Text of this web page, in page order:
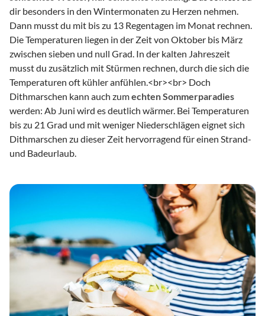
dir besonders in den Wintermonaten zu Herzen nehmen.
Dann musst du mit bis zu 13 Regentagen im Monat rechnen.
Die Temperaturen liegen in der Zeit von Oktober bis März
zwischen sieben und null Grad. In der kalten Jahreszeit
musst du zusätzlich mit Stürmen rechnen, durch die sich die
Temperaturen oft kühler anfühlen.<br><br> Doch
Dithmarschen kann auch zumechten Sommerparadies
werden: Ab Juni wird es deutlich wärmer. Bei Temperaturen
bis zu 21 Grad und mit weniger Niederschlägen eignet sich
Dithmarschen zu dieser Zeit hervorragend für einen Strand-
und Badeurlaub.